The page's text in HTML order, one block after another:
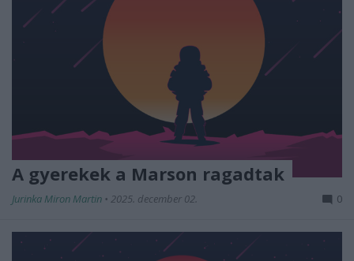
A gyerekek a Marson ragadtak
Jurinka Miron Martin • 2025. december 02. 0